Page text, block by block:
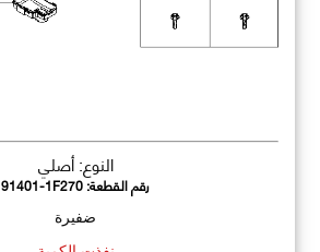
النوع: أصلي
رقم القطعة:91401-1F270
ضفيرة